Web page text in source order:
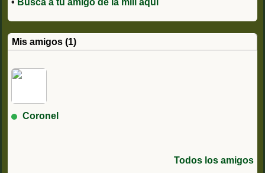
• Busca a tu amigo de la mili aquí
Mis amigos (1)
Coronel
Todos los amigos